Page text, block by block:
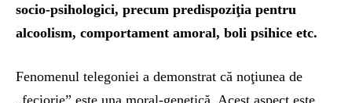
socio-psihologici, precum predispoziţia pentru
alcoolism, comportament amoral, boli psihice etc.
Fenomenul telegoniei a demonstrat că noţiunea de
„feciorie” este una moral-genetică. Acest aspect este